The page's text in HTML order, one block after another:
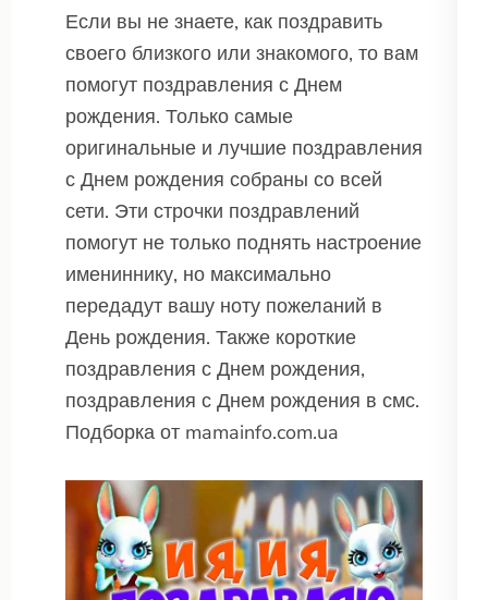
Если вы не знаете, как поздравить
своего близкого или знакомого, то вам
помогут поздравления с Днем
рождения. Только самые
оригинальные и лучшие поздравления
с Днем рождения собраны со всей
сети. Эти строчки поздравлений
помогут не только поднять настроение
имениннику, но максимально
передадут вашу ноту пожеланий в
День рождения. Также короткие
поздравления с Днем рождения,
поздравления с Днем рождения в смс.
Подборка от mamainfo.com.ua